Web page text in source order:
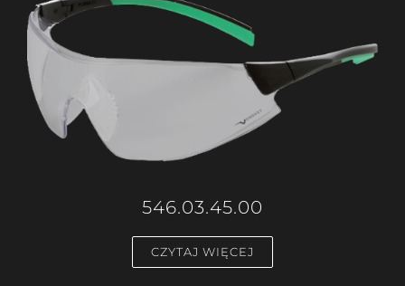
546.03.45.00
CZYTAJ WIĘCEJ